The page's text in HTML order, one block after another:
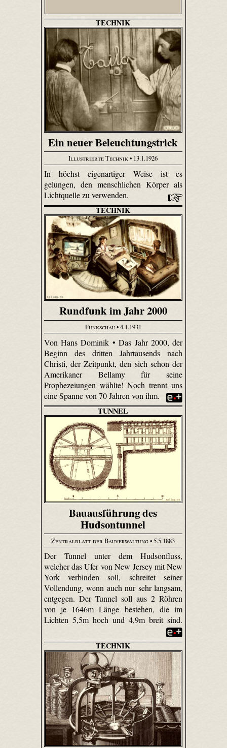
TECHNIK
Ein neuer Beleuchtungstrick
Illustrierte Technik• 13.1.1926
In höchst eigenartiger Weise ist es
gelungen, den menschlichen Körper als
Lichtquelle zu verwenden.
TECHNIK
Rundfunk im Jahr 2000
Funkschau• 4.1.1931
Von Hans Dominik • Das Jahr 2000, der
Beginn des dritten Jahrtausends nach
Christi, der Zeitpunkt, den sich schon der
Amerikaner Bellamy für seine
Prophezeiungen wählte! Noch trennt uns
eine Spanne von 70 Jahren von ihm.
TUNNEL
Bauausführung des
Hudsontunnel
Zentralblatt der Bauverwaltung• 5.5.1883
Der Tunnel unter dem Hudsonfluss,
welcher das Ufer von New Jersey mit New
York verbinden soll, schreitet seiner
Vollendung, wenn auch nur sehr langsam,
entgegen. Der Tunnel soll aus 2 Röhren
von je 1646m Länge bestehen, die im
Lichten 5,5m hoch und 4,9m breit sind.
TECHNIK